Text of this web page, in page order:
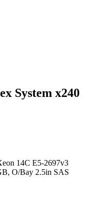
System x240
14C E5-2697v3
O/Bay 2.5in SAS